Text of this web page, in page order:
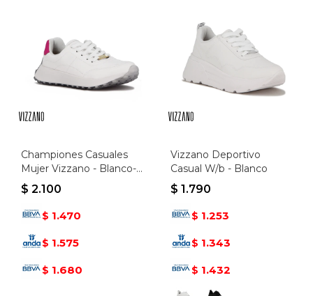
Championes Casuales
Mujer Vizzano - Blanco-
rosado
$ 2.100
$ 1.470
$ 1.575
$ 1.680
Vizzano Deportivo
Casual W/b - Blanco
$ 1.790
$ 1.253
$ 1.343
$ 1.432